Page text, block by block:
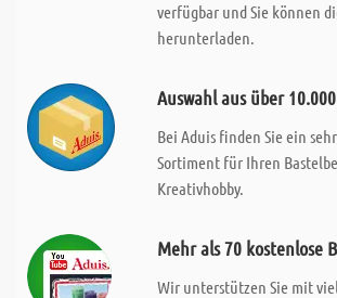
verfügbar und Sie können
herunterladen.
Auswahl aus über
Bei Aduis finden Sie ein
Sortiment für Ihren
Kreativhobby.
Mehr als 70 kostenlose
Wir unterstützen Sie mit